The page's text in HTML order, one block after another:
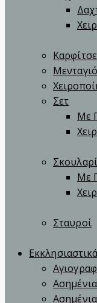
Σετ
Με
Με
Σταυροί